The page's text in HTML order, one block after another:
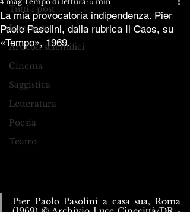
Tutti i post
Interviste
Articoli scientifici
Cinema
Saggistica
Letteratura
Poesia
Teatro
La mia provocatoria indipendenza. Pier
Paolo Pasolini, dalla rubrica Il Caos, su
«Tempo», 1969.
Pier Paolo Pasolini a casa sua, Roma